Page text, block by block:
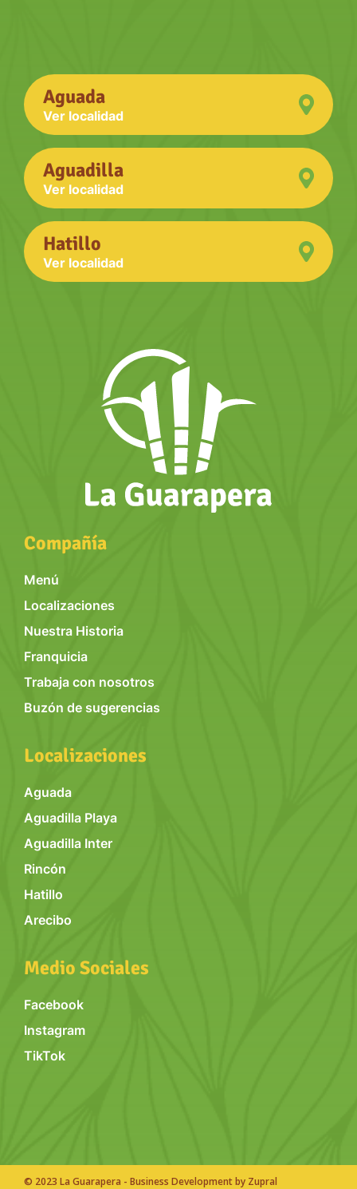
Aguada
Ver localidad
Aguadilla
Ver localidad
Hatillo
Ver localidad
Compañía
Menú
Localizaciones
Nuestra Historia
Franquicia
Trabaja con nosotros
Buzón de sugerencias
Localizaciones
Aguada
Aguadilla Playa
Aguadilla Inter
Rincón
Hatillo
Arecibo
Medio Sociales
Facebook
Instagram
TikTok
© 2023 La Guarapera - Business Development by Zupral